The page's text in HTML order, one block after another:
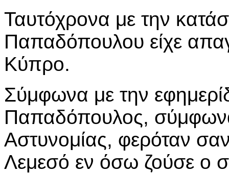
Ταυτόχρονα με την
Παπαδόπουλου είχε
Κύπρο.
Σύμφωνα με την
Παπαδόπουλος,
Αστυνομίας, φερόταν
Λεμεσό εν όσω ζούσε ο